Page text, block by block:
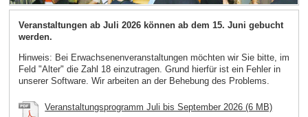
Veranstaltungen ab Juli 2026 können ab dem 15. Juni gebucht
werden.
Hinweis: Bei Erwachsenenveranstaltungen möchten wir Sie bitte, im
Feld "Alter" die Zahl 18 einzutragen. Grund hierfür ist ein Fehler in
unserer Software. Wir arbeiten an der Behebung des Problems.
Veranstaltungsprogramm Juli bis September 2026 (6 MB)